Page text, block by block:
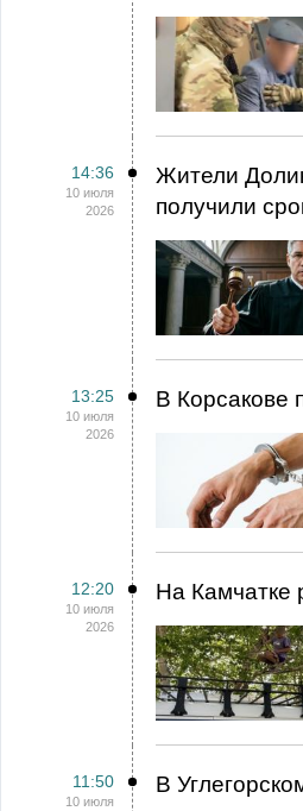
14:36
10 июля
2026
Жители
получили
13:25
10 июля
2026
В Корсакове
12:20
10 июля
2026
На Камчатке
11:50
10 июля
В